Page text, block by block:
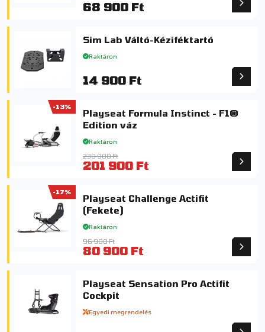
68 900 Ft
Sim Lab Váltó-Kéziféktartó
Raktáron
14 900 Ft
-13%
Playseat Formula Instinct - F1®
Edition váz
Raktáron
230 900 Ft
201 900 Ft
-17%
Playseat Challenge Actifit
(Fekete)
Raktáron
96 900 Ft
80 900 Ft
Playseat Sensation Pro Actifit
Cockpit
Egyedi megrendelés